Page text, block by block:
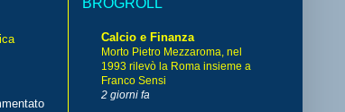
BROGROLL
Calcio e Finanza
Morto Pietro Mezzaroma, nel
1993 rilevò la Roma insieme a
Franco Sensi
2 giorni fa